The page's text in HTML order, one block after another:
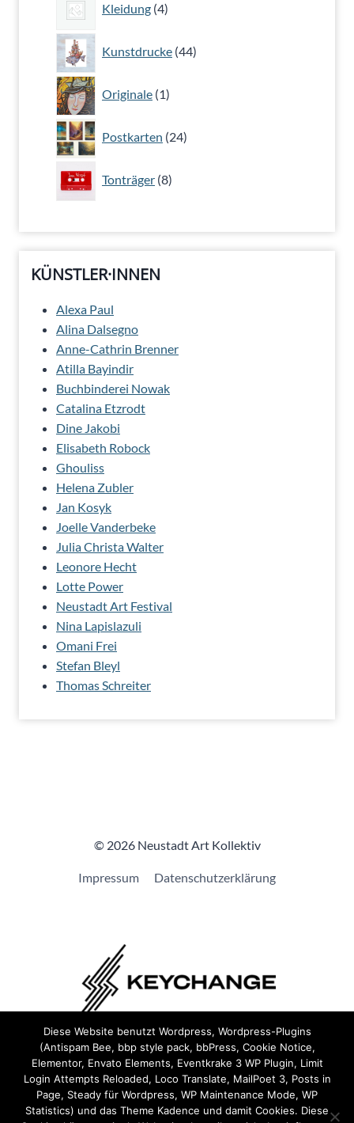
Kleidung 4
Produkte
Kunstdrucke 44
Produkte
Originale 1
Produkt
Postkarten 24
Produkte
Tonträger 8
Produkte
KÜNSTLER·INNEN
Alexa Paul
Alina Dalsegno
Anne-Cathrin Brenner
Atilla Bayindir
Buchbinderei Nowak
Catalina Etzrodt
Dine Jakobi
Elisabeth Robock
Ghouliss
Helena Zubler
Jan Kosyk
Joelle Vanderbeke
Julia Christa Walter
Leonore Hecht
Lotte Power
Neustadt Art Festival
Nina Lapislazuli
Omani Frei
Stefan Bleyl
Thomas Schreiter
© 2026 Neustadt Art Kollektiv
Impressum Datenschutzerklärung
Wir sind Teil vonKeychange und haben einePledge
unterzeichnet.
Diese Website benutzt Wordpress, Wordpress-Plugins
(Antispam Bee, bbp style pack, bbPress, Cookie Notice,
Elementor, Envato Elements, Eventkrake 3 WP Plugin, Limit
Login Attempts Reloaded, Loco Translate, MailPoet 3, Posts in
Page, Steady für Wordpress, WP Maintenance Mode, WP
Statistics) und das Theme Kadence und damit Cookies. Diese